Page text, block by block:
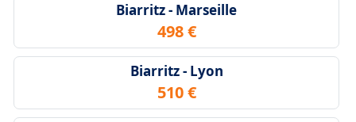
Biarritz - Marseille
498 €
Biarritz - Lyon
510 €